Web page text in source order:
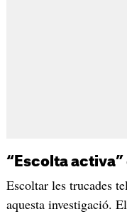
“Escolta
Escoltar les trucades
aquesta investigació.